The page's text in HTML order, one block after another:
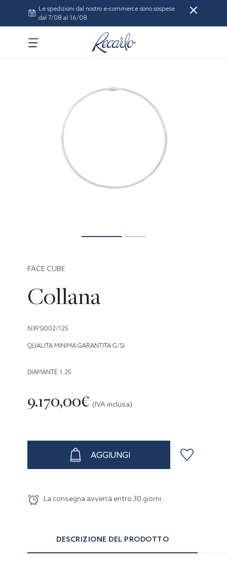
Le spedizioni dal nostro e-commerce sono sospese
dal 7/08 al 16/08.
FACE CUBE
Collana
N39SI002/125
QUALITA MINIMA GARANTITA G/SI
DIAMANTE 1.25
9.170,00€ (IVA inclusa)
AGGIUNGI
La consegna avverrà entro 30 giorni.
DESCRIZIONE DEL PRODOTTO